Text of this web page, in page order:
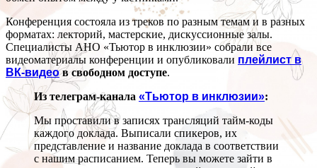
Конференция состояла из треков по разным темам и в разных
форматах: лекторий, мастерские, дискуссионные залы.
Специалисты АНО «Тьютор в инклюзии» собрали все
видеоматериалы конференции и опубликовали плейлист в
ВК-видеов свободном доступе.
Из телеграм-канала «Тьютор в инклюзии»:
Мы проставили в записях трансляций тайм-коды
каждого доклада. Выписали спикеров, их
представление и название доклада в соответствии
с нашим расписанием. Теперь вы можете зайти в